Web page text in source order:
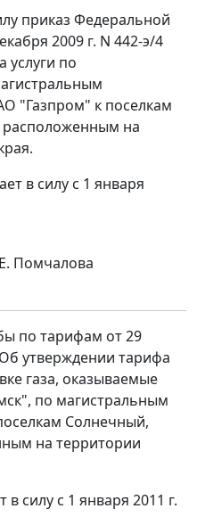
приказ Федеральной
2009 г. N 442-э/4
услуги по
"Газпром" к поселкам
на
в силу с 1 января
Е. Помчалова
по тарифам от 29
утверждении тарифа
газа, оказываемые
по магистральным
Солнечный,
на территории
силу с 1 января 2011 г.